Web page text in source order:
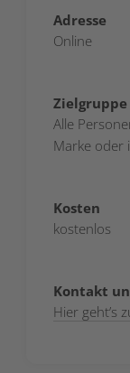
Adresse
Online
Zielgruppe
Alle
Marke oder
Kosten
kostenlos
Kontakt
Hier geht’s